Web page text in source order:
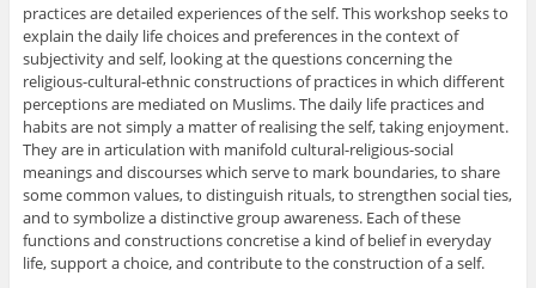
practices are detailed experiences of the self. This workshop seeks to
explain the daily life choices and preferences in the context of
subjectivity and self, looking at the questions concerning the
religious-cultural-ethnic constructions of practices in which different
perceptions are mediated on Muslims. The daily life practices and
habits are not simply a matter of realising the self, taking enjoyment.
They are in articulation with manifold cultural-religious-social
meanings and discourses which serve to mark boundaries, to share
some common values, to distinguish rituals, to strengthen social ties,
and to symbolize a distinctive group awareness. Each of these
functions and constructions concretise a kind of belief in everyday
life, support a choice, and contribute to the construction of a self.